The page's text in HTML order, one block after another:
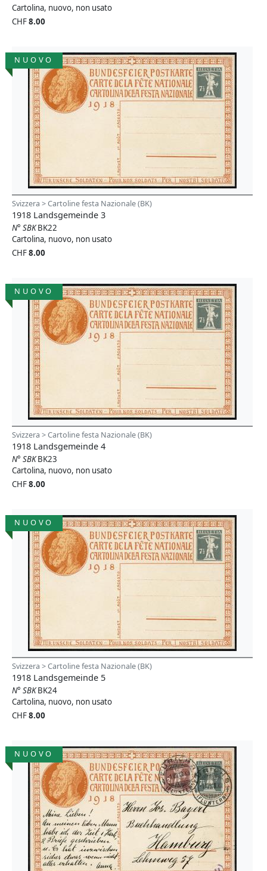
Cartolina, nuovo, non usato
CHF8.00
NUOVO
Svizzera > Cartoline festa Nazionale (BK)
1918 Landsgemeinde 3
N° SBKBK22
Cartolina, nuovo, non usato
CHF8.00
NUOVO
Svizzera > Cartoline festa Nazionale (BK)
1918 Landsgemeinde 4
N° SBKBK23
Cartolina, nuovo, non usato
CHF8.00
NUOVO
Svizzera > Cartoline festa Nazionale (BK)
1918 Landsgemeinde 5
N° SBKBK24
Cartolina, nuovo, non usato
CHF8.00
NUOVO